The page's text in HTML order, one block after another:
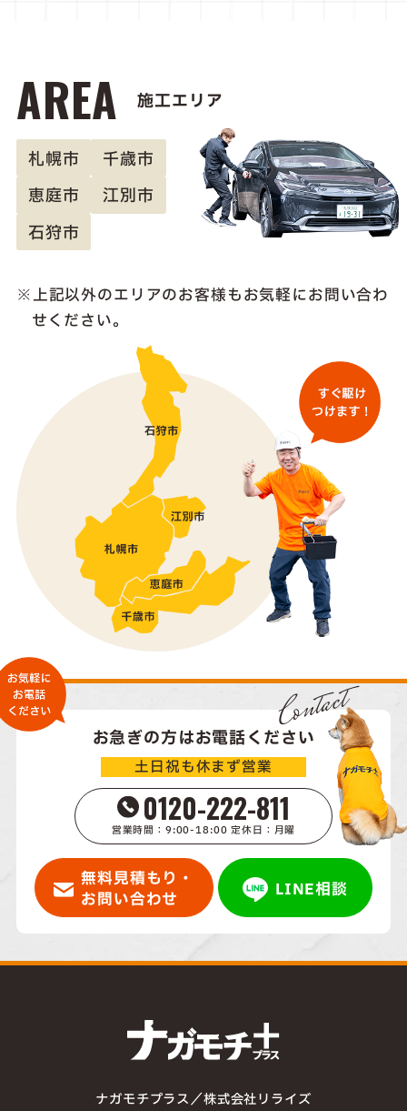
AREA 施工エリア
札幌市
千歳市
恵庭市
江別市
石狩市
上記以外のエリアのお客様もお気軽にお問い合わ
せください。
Contact
お急ぎの方はお電話ください
土日祝も休まず営業
0120-222-811
営業時間：9:00-18:00 定休日：月曜
無料見積もり・
お問い合わせ
LINE相談
ナガモチプラス／株式会社リライズ